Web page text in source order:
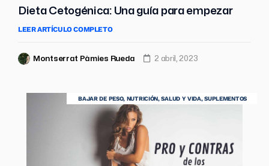
Dieta Cetogénica: Una guía para empezar
LEER ARTÍCULO COMPLETO
Montserrat Pàmies Rueda 2 abril, 2023
BAJAR DE PESO, NUTRICIÓN,SALUD Y VIDA,SUPLEMENTOS